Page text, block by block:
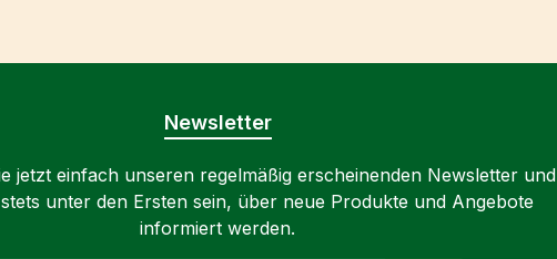
Newsletter
jetzt einfach unseren regelmäßig erscheinenden Newsletter und
unter den Ersten sein, über neue Produkte und Angebote
informiert werden.